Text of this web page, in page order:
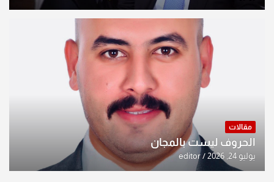
مقالات
الحروف ليست بالمجان
يوليو 24, 2026 editor